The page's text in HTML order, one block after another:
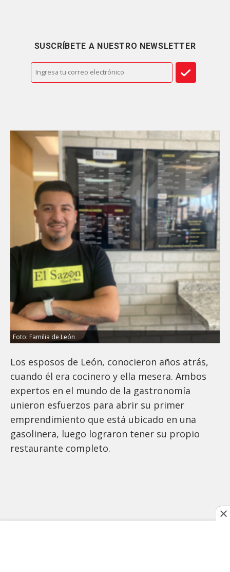
SUSCRÍBETE A NUESTRO NEWSLETTER
Foto: Familia de León
Los esposos de León, conocieron años atrás,
cuando él era cocinero y ella mesera. Ambos
expertos en el mundo de la gastronomía
unieron esfuerzos para abrir su primer
emprendimiento que está ubicado en una
gasolinera, luego lograron tener su propio
restaurante completo.